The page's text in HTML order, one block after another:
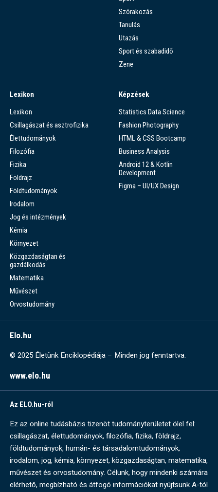
Szórakozás
Tanulás
Utazás
Sport és szabadidő
Zene
Lexikon
Lexikon
Csillagászat és asztrofizika
Élettudományok
Filozófia
Fizika
Földrajz
Földtudományok
Irodalom
Jog és intézmények
Kémia
Környezet
Közgazdaságtan és
gazdálkodás
Matematika
Művészet
Orvostudomány
Képzések
Statistics Data Science
Fashion Photography
HTML & CSS Bootcamp
Business Analysis
Android 12 & Kotlin
Development
Figma – UI/UX Design
Elo.hu
© 2025 Életünk Enciklopédiája – Minden jog fenntartva.
www.elo.hu
Az ELO.hu-ról
Ez az online tudásbázis tizenöt tudományterületet ölel fel:
csillagászat, élettudományok, filozófia, fizika, földrajz,
földtudományok, humán- és társadalomtudományok,
irodalom, jog, kémia, környezet, közgazdaságtan, matematika,
művészet és orvostudomány. Célunk, hogy mindenki számára
elérhető, megbízható és átfogó információkat nyújtsunk A-tól